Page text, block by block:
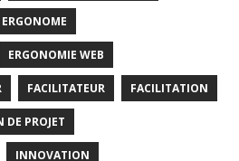
ERGONOME
ERGONOMIE WEB
FACILITATEUR FACILITATION
DE PROJET
INNOVATION